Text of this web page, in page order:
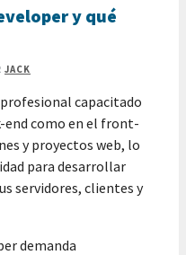
y qué
JACK
capacitado
como en el front-
y proyectos web, lo
para desarrollar
servidores, clientes y
demanda